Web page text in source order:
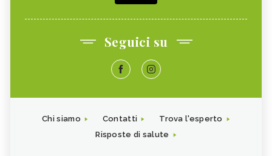
Seguici su
Chi siamo Contatti
Trova l'esperto
Risposte di salute